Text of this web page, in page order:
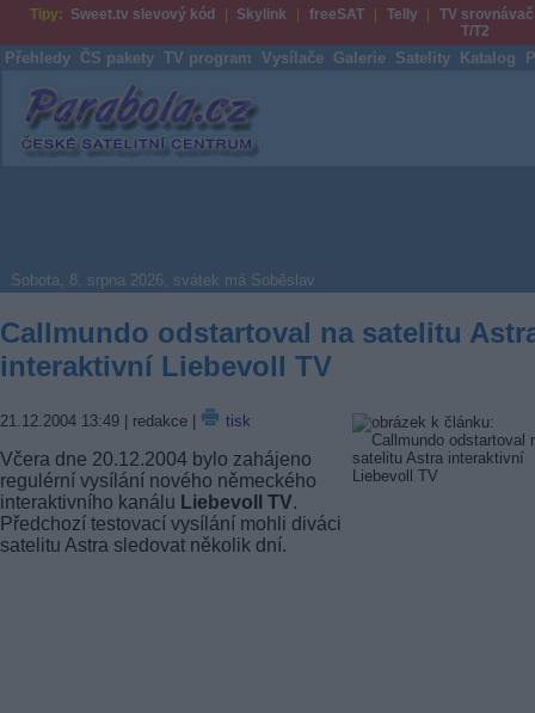
Tipy: Sweet.tv slevový kód Skylink freeSAT Telly
TV srovnávač
T/T2
Přehledy ČS pakety TV program Vysílače Galerie Satelity Katalog
Parabola.cz
Sobota, 8. srpna 2026, svátek má Soběslav
Callmundo odstartoval na satelitu
interaktivní Liebevoll TV
21.12.2004 13:49 | redakce | tisk
Včera dne 20.12.2004 bylo zahájeno
regulérní vysílání nového německého
interaktivního kanálu Liebevoll TV.
Předchozí testovací vysílání mohli diváci
satelitu Astra sledovat několik dní.